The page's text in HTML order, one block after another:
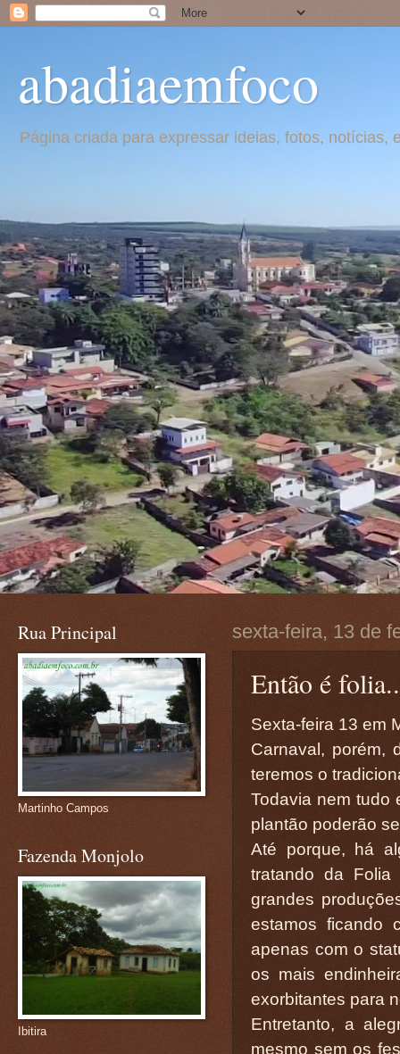
abadiaemfoco
Página criada para expressar ideias, fotos,
sexta-feira, 13 de
Então é
Sexta-feira 13 em
Carnaval, porém,
teremos o
Todavia nem tudo
plantão poderão
Até porque, há
tratando da
grandes
estamos ficando
apenas com o
os mais
exorbitantes para
Entretanto, a
mesmo sem os
Rua Principal
Martinho Campos
Fazenda Monjolo
Ibitira